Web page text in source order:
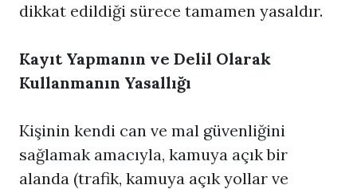
dikkat edildiği sürece tamamen yasaldır.
Kayıt Yapmanın ve Delil Olarak
Kullanmanın Yasallığı
Kişinin kendi can ve mal güvenliğini
sağlamak amacıyla, kamuya açık bir
alanda (trafik, kamuya açık yollar ve